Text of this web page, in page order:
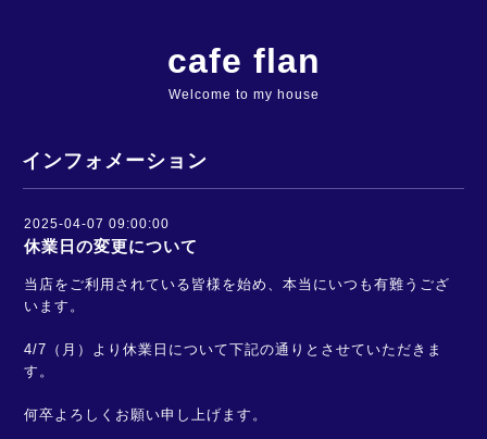
cafe flan
Welcome to my house
インフォメーション
2025-04-07 09:00:00
休業日の変更について
当店をご利用されている皆様を始め、本当にいつも有難うござ
います。
4/7（月）より休業日について下記の通りとさせていただきま
す。
何卒よろしくお願い申し上げます。